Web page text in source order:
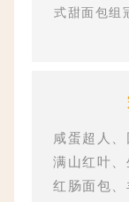
式甜面包组
咸蛋超人
满山红叶
红肠面包